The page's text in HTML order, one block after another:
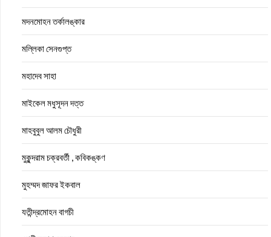
মদনমোহন তর্কালঙ্কার
মল্লিকা সেনগুপ্ত
মহাদেব সাহা
মাইকেল মধুসূদন দত্ত
মাহবুবুল আলম চৌধুরী
মুকুন্দরাম চক্রবর্তী , কবিকঙ্কণ
মুহম্মদ জাফর ইকবাল
যতীন্দ্রমোহন বাগচী